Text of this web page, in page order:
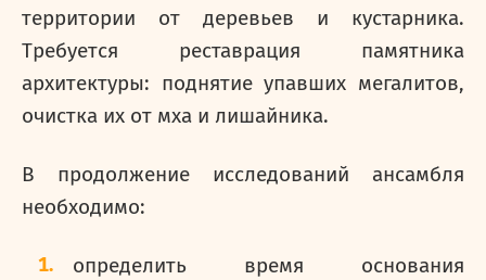
территории от деревьев и кустарника.
Требуется реставрация памятника
архитектуры: поднятие упавших мегалитов,
очистка их от мха и лишайника.
В продолжение исследований ансамбля
необходимо:
определить время основания